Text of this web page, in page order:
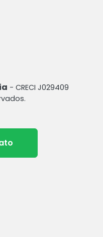
- CRECI J029409